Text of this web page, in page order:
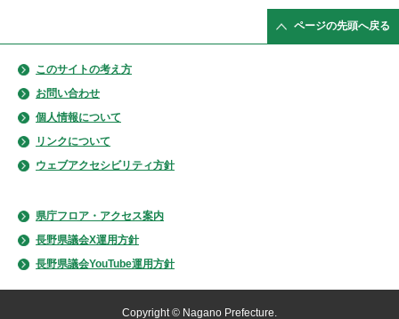
ページの先頭へ戻る
このサイトの考え方
お問い合わせ
個人情報について
リンクについて
ウェブアクセシビリティ方針
県庁フロア・アクセス案内
長野県議会X運用方針
長野県議会YouTube運用方針
Copyright © Nagano Prefecture.